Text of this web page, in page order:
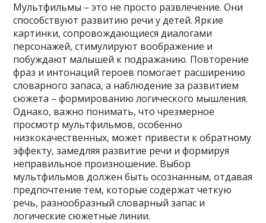
Мультфильмы – это не просто развлечение. Они
способствуют развитию речи у детей. Яркие
картинки, сопровождающиеся диалогами
персонажей, стимулируют воображение и
побуждают малышей к подражанию. Повторение
фраз и интонаций героев помогает расширению
словарного запаса, а наблюдение за развитием
сюжета – формированию логического мышления.
Однако, важно понимать, что чрезмерное
просмотр мультфильмов, особенно
низкокачественных, может привести к обратному
эффекту, замедляя развитие речи и формируя
неправильное произношение. Выбор
мультфильмов должен быть осознанным, отдавая
предпочтение тем, которые содержат четкую
речь, разнообразный словарный запас и
логические сюжетные линии.